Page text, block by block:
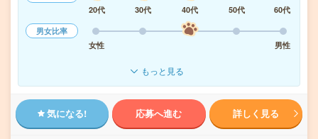
20代
30代 40代 50代
60代
男女比率
女性
男性
もっと見る
気になる! 応募へ進む 詳しく見る